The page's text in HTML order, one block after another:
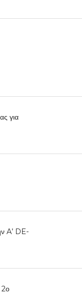
για
A’ DE-